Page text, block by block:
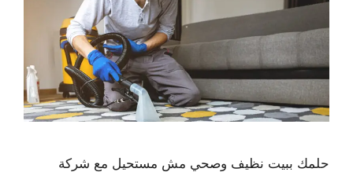
حلمك ببيت نظيف وصحي مش مستحيل مع شركة